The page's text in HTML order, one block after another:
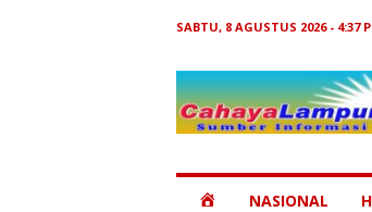
SABTU, 8 AGUSTUS 2026 - 4:37
Lampung
HOMENASIONAL